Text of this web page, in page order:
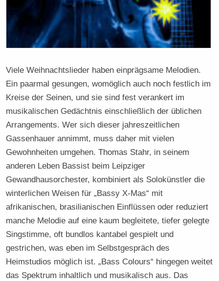
Viele Weihnachtslieder haben einprägsame Melodien.
Ein paarmal gesungen, womöglich auch noch festlich im
Kreise der Seinen, und sie sind fest verankert im
musikalischen Gedächtnis einschließlich der üblichen
Arrangements. Wer sich dieser jahreszeitlichen
Gassenhauer annimmt, muss daher mit vielen
Gewohnheiten umgehen. Thomas Stahr, in seinem
anderen Leben Bassist beim Leipziger
Gewandhausorchester, kombiniert als Solokünstler die
winterlichen Weisen für „Bassy X-Mas“ mit
afrikanischen, brasilianischen Einflüssen oder reduziert
manche Melodie auf eine kaum begleitete, tiefer gelegte
Singstimme, oft bundlos kantabel gespielt und
gestrichen, was eben im Selbstgespräch des
Heimstudios möglich ist. „Bass Colours“ hingegen weitet
das Spektrum inhaltlich und musikalisch aus. Das